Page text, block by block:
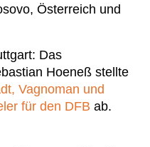
Österreich und
Das
Hoeneß stellte
Vagnoman und
für den DFB ab.